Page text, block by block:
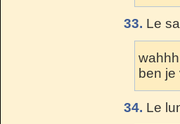
33. Le
wahhh
ben je
34. Le